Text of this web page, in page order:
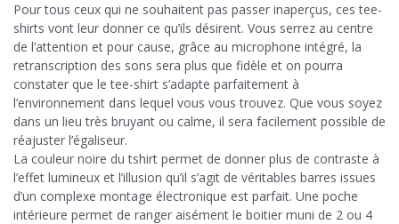
Pour tous ceux qui ne souhaitent pas passer inaperçus, ces tee-
shirts vont leur donner ce qu’ils désirent. Vous serrez au centre
de l’attention et pour cause, grâce au microphone intégré, la
retranscription des sons sera plus que fidèle et on pourra
constater que le tee-shirt s’adapte parfaitement à
l’environnement dans lequel vous vous trouvez. Que vous soyez
dans un lieu très bruyant ou calme, il sera facilement possible de
réajuster l’égaliseur.
La couleur noire du tshirt permet de donner plus de contraste à
l’effet lumineux et l’illusion qu’il s’agit de véritables barres issues
d’un complexe montage électronique est parfait. Une poche
intérieure permet de ranger aisément le boitier muni de 2 ou 4